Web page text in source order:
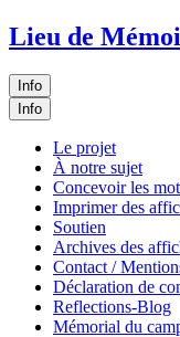
Lieu de
Info
Info
Le projet
À notre sujet
Concevoir les
Imprimer des
Soutien
Archives des
Contact /
Déclaration de
Reflections-Blog
Mémorial du